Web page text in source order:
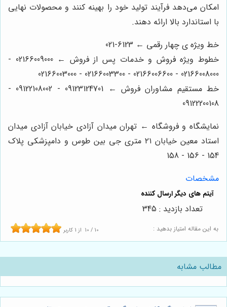
امکان می‌دهد فرآیند تولید خود را بهینه کنند و محصولات نهایی
با استاندارد بالا ارائه دهند.
خط ویژه ی چهار رقمی ← 6123-021
خطوط ویژه فروش و خدمات پس از فروش ← 02166009000 -
02166008000 - 02166006600 - 02166003300 - 02166003000
خط مستقیم مشاوران فروش ← 09123124701 - 09122108002 -
09122200108
نمایشگاه و فروشگاه ← تهران میدان آزادی خیابان آزادی میدان
استاد معین خیابان ۲۱ متری جی بین طوس و دامپزشکی پلاک
154 - 156 - 158
مشخصات
به این مقاله امتیاز بدهید : 10 / 10 از 1 کاربر
تعداد بازدید : 345
مطالب مشابه